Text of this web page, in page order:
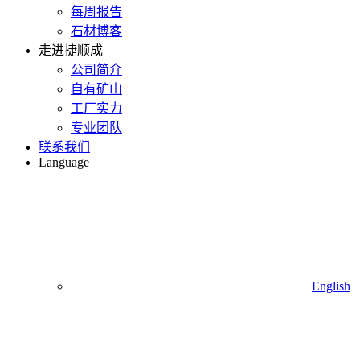
每周报告
石材博客
走进捷顺成
公司简介
自有矿山
工厂实力
专业团队
联系我们
Language
English